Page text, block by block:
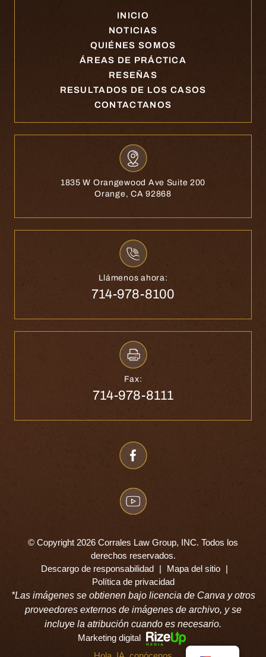
INICIO
NOTICIAS
QUIÉNES SOMOS
ÁREAS DE PRÁCTICA
RESEÑAS
RESULTADOS DE LOS CASOS
CONTACTANOS
1835 W Orangewood Ave Suite 200
Orange, CA 92868
Llámenos ahora:
714-978-8100
Fax:
714-978-8111
© Copyright 2026 Corrales Law Group, INC. Todos los
derechos reservados.
Descargo de responsabilidad | Mapa del sitio |
Política de privacidad
*Las imágenes se obtienen bajo licencia de Canva y otros
proveedores externos de imágenes de archivo, y se
incluye la atribución cuando es necesario.
Marketing digital